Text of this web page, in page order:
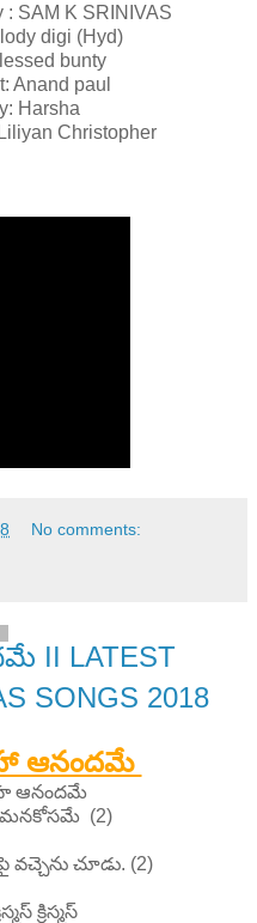
: SAM K SRINIVAS
digi (Hyd)
bunty
Anand paul
Harsha
Christopher
No comments:
LATEST
SONGS 2018
ఆనందమే
ఆనందమే
మనకోసమే (2)
చూడు. (2)
క్రిస్మస్